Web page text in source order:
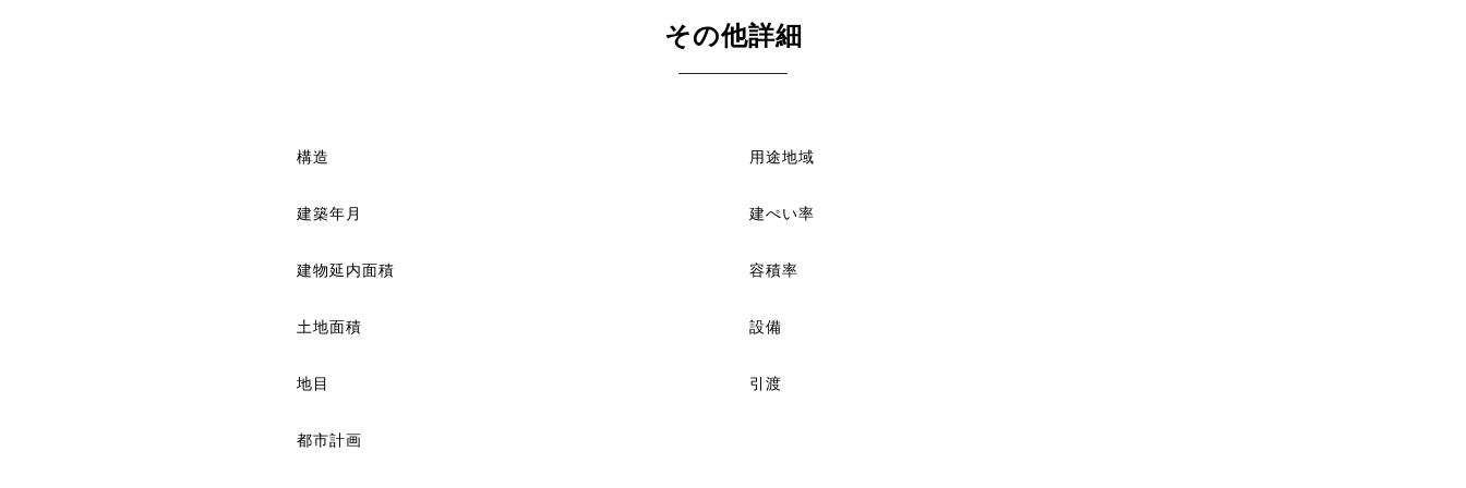
その他詳細
構造
建築年月
建物延内面積
土地面積
地目
都市計画
用途地域
建ぺい率
容積率
設備
引渡